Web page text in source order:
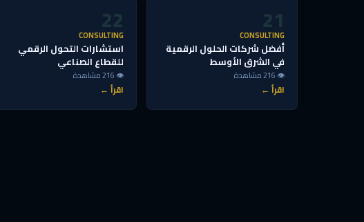
21
CONSULTING
أفضل شركات الحلول الرقمية
في الشرق الأوسط
👁 216 مشاهدة
اقرأ ←
22
CONSULTING
استشارات التحول الرقمي
للقطاع الصناعي
👁 216 مشاهدة
اقرأ ←